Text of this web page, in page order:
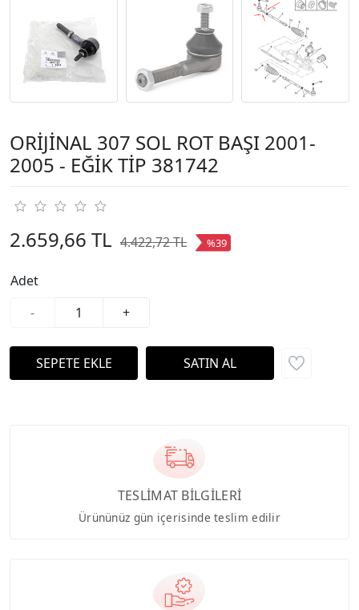
ORİJİNAL 307 SOL ROT BAŞI 2001-
2005 - EĞİK TİP 381742
2.659,66 TL 4.422,72 TL %39
Adet
-
+
TESLİMAT BİLGİLERİ
Ürününüz gün içerisinde teslim edilir